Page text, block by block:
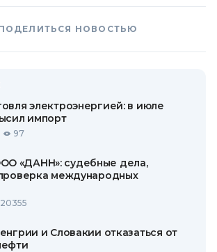
НОВОСТЬЮ
электроэнергией: в июле
импорт
97
«ДАНН»: судебные дела,
международных
20355
и Словакии отказаться от